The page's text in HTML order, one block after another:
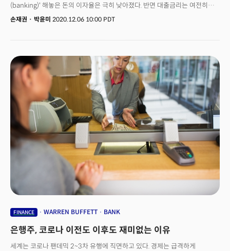
(banking)' 해놓은 돈의 이자율은 극히 낮아졌다. 반면 대출금리는 여전히
높고 온라인, 모바일 뱅킹 서비스는 불편하다. 임직원과 지점이 많은 은행
화폐였던 '곡식'을 빌려주고 이자를 받아 다시 돌려받는 형태였다. 그 이후 약
4000년이 흐른 2020년. 코로나 팬데믹으로 인해 은행 역사에 획을 그을 만한
변화에 직면했다. 이 같은 변화에 도대체 '은행' 이란 무엇이고 어떻게 해야
하는가? 핀테크(Fintech) 기업의 도전에 은행은 어떻게 응전해야 할까?
200년 역사,시티은행의 최고경영자(CEO) 마이클 코뱃은 이 같은 질문에 답을
할 최적의 인물이다. 지난 2012년 CEO에 취임후 9년만인 2021년 2월에
제인 프레이저 현 씨티은행장 겸 글로벌소비자금융 대표에게 CEO를 승계하고
퇴임할 예정이다. 제인 프레이저는 씨티그룹은 물론 미국의 모든 주요 은행을
통틀어 첫 여성 CEO가 된다. 더밀크는 마이클 코뱃과 데이비드 루빈스타인
칼라일 그룹 회장과의 대담을 9가지 이슈로 정리했다.
손재권 · 박윤미 2020.12.06 10:00 PDT
FINANCE WARREN BUFFETT BANK
은행주, 코로나 이전도 이후도 재미없는 이유
세계는 코로나 팬데믹 2~3차 유행에 직면하고 있다. 경제는 급격하게